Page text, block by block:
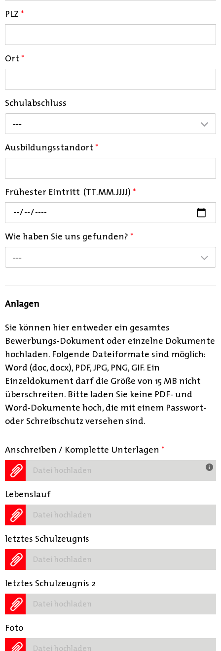
PLZ *
Ort *
Schulabschluss
---
Ausbildungsstandort *
Frühester Eintritt (TT.MM.JJJJ) *
Wie haben Sie uns gefunden? *
---
Anlagen
Sie können hier entweder ein gesamtes
Bewerbungs-Dokument oder einzelne Dokumente
hochladen. Folgende Dateiformate sind möglich:
Word (doc, docx), PDF, JPG, PNG, GIF. Ein
Einzeldokument darf die Größe von 15 MB nicht
überschreiten. Bitte laden Sie keine PDF- und
Word-Dokumente hoch, die mit einem Passwort-
oder Schreibschutz versehen sind.
Anschreiben / Komplette Unterlagen *
Datei hochladen
Lebenslauf
Datei hochladen
letztes Schulzeugnis
Datei hochladen
letztes Schulzeugnis 2
Datei hochladen
Foto
Datei hochladen